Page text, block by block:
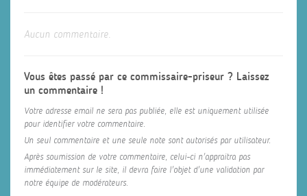
Aucun commentaire.
Vous êtes passé par ce commissaire-priseur ? Laissez
un commentaire !
Votre adresse email ne sera pas publiée, elle est uniquement utilisée
pour identifier votre commentaire.
Un seul commentaire et une seule note sont autorisés par utilisateur.
Après soumission de votre commentaire, celui-ci n'appraitra pas
immédiatement sur le site, il devra faire l'objet d'une validation par
notre équipe de modérateurs.